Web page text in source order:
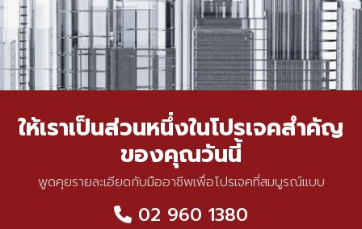
ให้เราเป็นส่วนหนึ่งในโปรเจคสำคัญ
ของคุณวันนี้
พูดคุยรายละเอียดกับมืออาชีพเพื่อโปรเจคที่สมบูรณ์แบบ
02 960 1380